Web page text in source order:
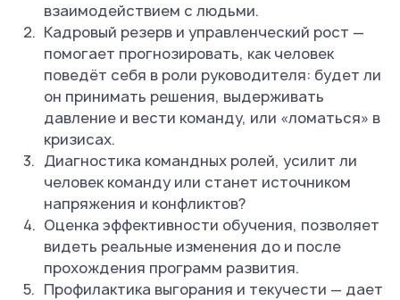
взаимодействием с людьми.
Кадровый резерв и управленческий рост —
помогает прогнозировать, как человек
поведёт себя в роли руководителя: будет ли
он принимать решения, выдерживать
давление и вести команду, или «ломаться» в
кризисах.
Диагностика командных ролей, усилит ли
человек команду или станет источником
напряжения и конфликтов?
Оценка эффективности обучения, позволяет
видеть реальные изменения до и после
прохождения программ развития.
Профилактика выгорания и текучести — дает